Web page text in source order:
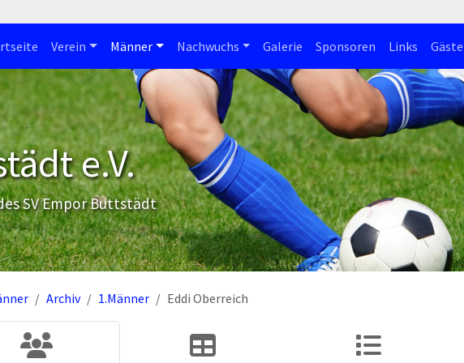
Verein Männer Nachwuchs Galerie Sponsoren Links
e.V.
SV Empor Buttstädt
Archiv 1.Männer Eddi Oberreich